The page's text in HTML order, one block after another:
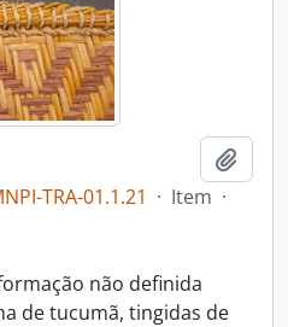
TRA-01.1.21 · Item ·
não definida
de tucumã, tingidas de